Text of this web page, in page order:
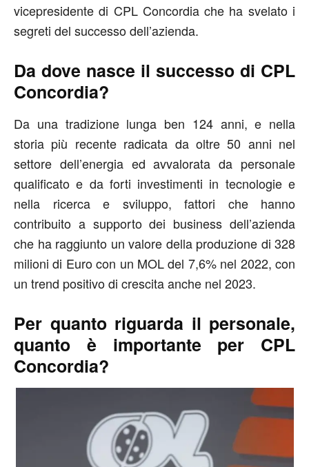
vicepresidente di CPL Concordia che ha svelato i
segreti del successo dell’azienda.
Da dove nasce il successo di CPL
Concordia?
Da una tradizione lunga ben 124 anni, e nella
storia più recente radicata da oltre 50 anni nel
settore dell’energia ed avvalorata da personale
qualificato e da forti investimenti in tecnologie e
nella ricerca e sviluppo, fattori che hanno
contribuito a supporto dei business dell’azienda
che ha raggiunto un valore della produzione di 328
milioni di Euro con un MOL del 7,6% nel 2022, con
un trend positivo di crescita anche nel 2023.
Per quanto riguarda il personale,
quanto è importante per CPL
Concordia?